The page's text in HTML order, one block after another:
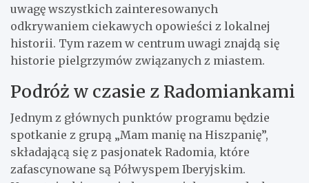
uwagę wszystkich zainteresowanych
odkrywaniem ciekawych opowieści z lokalnej
historii. Tym razem w centrum uwagi znajdą się
historie pielgrzymów związanych z miastem.
Podróż w czasie z Radomiankami
Jednym z głównych punktów programu będzie
spotkanie z grupą „Mam manię na Hiszpanię”,
składającą się z pasjonatek Radomia, które
zafascynowane są Półwyspem Iberyjskim.